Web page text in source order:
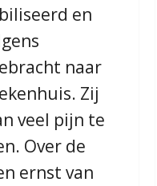
en
naar
Zij
veel pijn te
Over de
ernst van